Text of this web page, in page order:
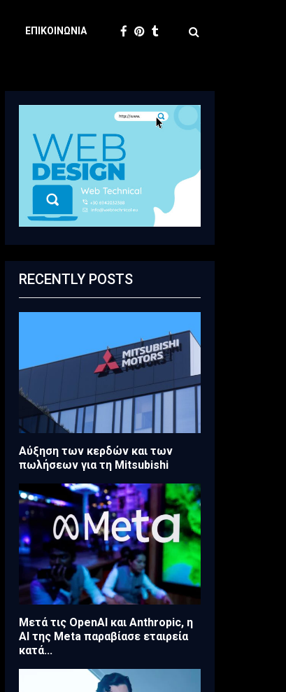
ΕΠΙΚΟΙΝΩΝΊΑ
RECENTLY POSTS
Aύξηση των κερδών και των
πωλήσεων για τη Mitsubishi
Μετά τις OpenAI και Anthropic, η
AI της Meta παραβίασε εταιρεία
κατά...